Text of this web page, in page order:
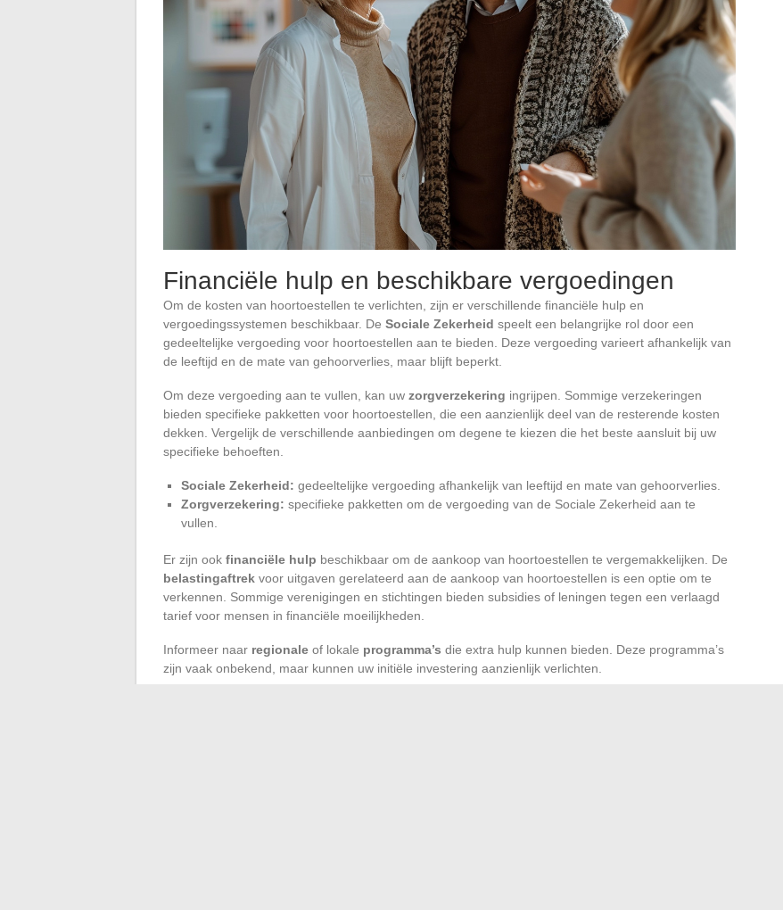
Financiële hulp en beschikbare vergoedingen
Om de kosten van hoortoestellen te verlichten, zijn er verschillende financiële hulp en
vergoedingssystemen beschikbaar. De Sociale Zekerheid speelt een belangrijke rol door een
gedeeltelijke vergoeding voor hoortoestellen aan te bieden. Deze vergoeding varieert afhankelijk van
de leeftijd en de mate van gehoorverlies, maar blijft beperkt.
Om deze vergoeding aan te vullen, kan uw zorgverzekering ingrijpen. Sommige verzekeringen
bieden specifieke pakketten voor hoortoestellen, die een aanzienlijk deel van de resterende kosten
dekken. Vergelijk de verschillende aanbiedingen om degene te kiezen die het beste aansluit bij uw
specifieke behoeften.
Sociale Zekerheid: gedeeltelijke vergoeding afhankelijk van leeftijd en mate van gehoorverlies.
Zorgverzekering: specifieke pakketten om de vergoeding van de Sociale Zekerheid aan te
vullen.
Er zijn ook financiële hulp beschikbaar om de aankoop van hoortoestellen te vergemakkelijken. De
belastingaftrek voor uitgaven gerelateerd aan de aankoop van hoortoestellen is een optie om te
verkennen. Sommige verenigingen en stichtingen bieden subsidies of leningen tegen een verlaagd
tarief voor mensen in financiële moeilijkheden.
Informeer naar regionale of lokale programma’s die extra hulp kunnen bieden. Deze programma’s
zijn vaak onbekend, maar kunnen uw initiële investering aanzienlijk verlichten.